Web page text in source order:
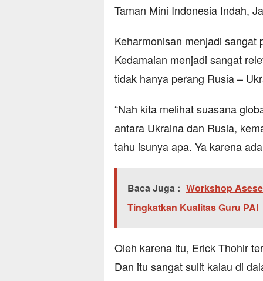
Taman Mini Indonesia Indah,
Keharmonisan menjadi
Kedamaian menjadi sangat
tidak hanya perang Rusia –
“Nah kita melihat suasana
antara Ukraina dan Rusia,
tahu isunya apa. Ya karena
Baca Juga : Workshop
Tingkatkan Kualitas Guru PAI
Oleh karena itu, Erick Thohir
Dan itu sangat sulit kalau di